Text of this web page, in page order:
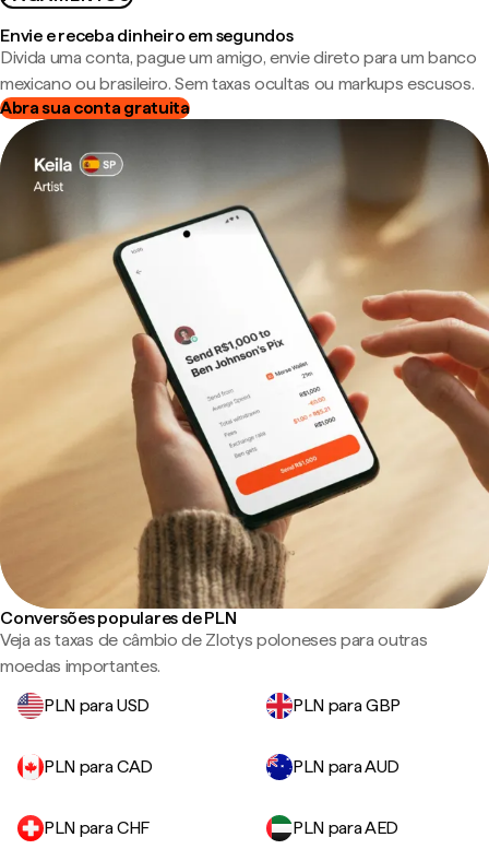
Envie e receba dinheiro em segundos
Divida uma conta, pague um amigo, envie direto para um banco
mexicano ou brasileiro. Sem taxas ocultas ou markups escusos.
Abra sua conta gratuita
Conversões populares de PLN
Veja as taxas de câmbio de Zlotys poloneses para outras
moedas importantes.
PLN para USD
PLN para GBP
PLN para CAD PLN para AUD
PLN para CHF PLN para AED